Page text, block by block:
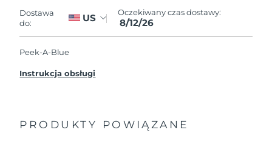
Dostawa
do:
US Oczekiwany czas dostawy:
8/12/26
Peek-A-Blue
Instrukcja obsługi
PRODUKTY POWIĄZANE